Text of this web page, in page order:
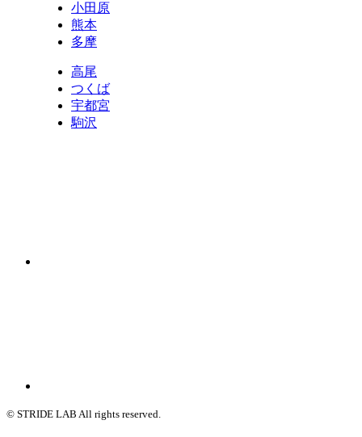
小田原
熊本
多摩
高尾
つくば
宇都宮
駒沢
© STRIDE LAB All rights reserved.